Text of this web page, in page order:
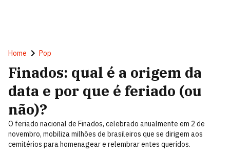
Home Pop
Finados: qual é a origem da
data e por que é feriado (ou
não)?
O feriado nacional de Finados, celebrado anualmente em 2 de
novembro, mobiliza milhões de brasileiros que se dirigem aos
cemitérios para homenagear e relembrar entes queridos.